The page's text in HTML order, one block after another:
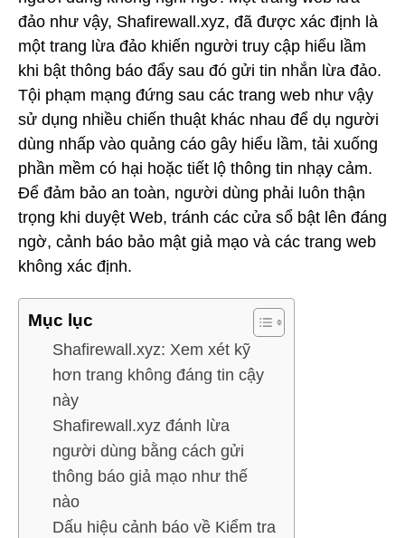
đảo như vậy, Shafirewall.xyz, đã được xác định là
một trang lừa đảo khiến người truy cập hiểu lầm
khi bật thông báo đẩy sau đó gửi tin nhắn lừa đảo.
Tội phạm mạng đứng sau các trang web như vậy
sử dụng nhiều chiến thuật khác nhau để dụ người
dùng nhấp vào quảng cáo gây hiểu lầm, tải xuống
phần mềm có hại hoặc tiết lộ thông tin nhạy cảm.
Để đảm bảo an toàn, người dùng phải luôn thận
trọng khi duyệt Web, tránh các cửa sổ bật lên đáng
ngờ, cảnh báo bảo mật giả mạo và các trang web
không xác định.
Mục lục
Shafirewall.xyz: Xem xét kỹ
hơn trang không đáng tin cậy
này
Shafirewall.xyz đánh lừa
người dùng bằng cách gửi
thông báo giả mạo như thế
nào
Dấu hiệu cảnh báo về Kiểm tra